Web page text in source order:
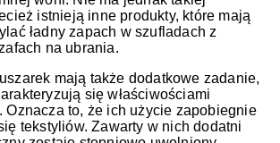
istnieją inne produkty, które mają
ładny zapach w szufladach z
na ubrania.
mają także dodatkowe zadanie,
się właściwościami
Oznacza to, że ich użycie zapobiegnie
tekstyliów. Zawarty w nich dodatni